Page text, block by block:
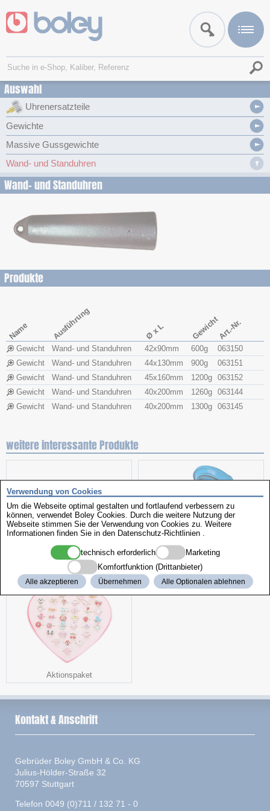
Auswahl
Uhrenersatzteile
Gewichte
Massive Gussgewichte
Wand- und Standuhren
Wand- und Standuhren
Produkte
Name Ausführung Ø x L GewichtArt.-Nr.
Gewicht Wand- und Standuhren 42x​90mm 600g
063150
Gewicht
Wand- und Standuhren 44x​130mm 900g
063151
Gewicht
Wand- und Standuhren 45x​160mm 1200g 063152
Gewicht
Wand- und Standuhren 40x​200mm 1260g 063144
Gewicht
Wand- und Standuhren 40x​200mm 1300g 063145
weitere interessante Produkte
Benzindosen
Aktionspaket
Verwendung von Cookies
Um die Webseite optimal gestalten und fortlaufend verbessern zu
können, verwendet Boley Cookies. Durch die weitere Nutzung der
Webseite stimmen Sie der Verwendung von Cookies zu. Weitere
Informationen finden Sie in den Datenschutz-Richtlinien
technisch erforderlich
Marketing
Komfortfunktion (Drittanbieter)
Alle akzeptieren Übernehmen Alle Optionalen ablehnen
Kontakt & Anschrift
Gebrüder Boley GmbH & Co. KG
Julius-Hölder-Straße 32
70597 Stuttgart
Telefon 0049 (0)711 / 132 71 - 0